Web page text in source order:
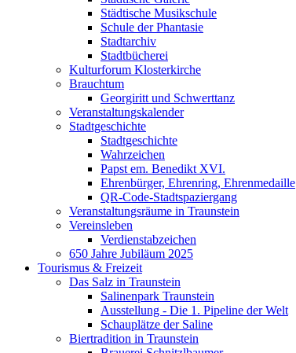
Städtische Musikschule
Schule der Phantasie
Stadtarchiv
Stadtbücherei
Kulturforum Klosterkirche
Brauchtum
Georgiritt und Schwerttanz
Veranstaltungskalender
Stadtgeschichte
Stadtgeschichte
Wahrzeichen
Papst em. Benedikt XVI.
Ehrenbürger, Ehrenring, Ehrenmedaille
QR-Code-Stadtspaziergang
Veranstaltungsräume in Traunstein
Vereinsleben
Verdienstabzeichen
650 Jahre Jubiläum 2025
Tourismus & Freizeit
Das Salz in Traunstein
Salinenpark Traunstein
Ausstellung - Die 1. Pipeline der Welt
Schauplätze der Saline
Biertradition in Traunstein